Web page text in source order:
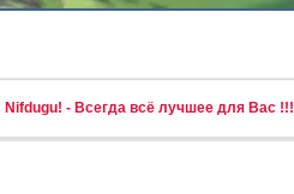
Nifdugu! - Всегда всё лучшее для Вас !!!